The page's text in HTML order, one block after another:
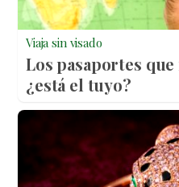
Viaja sin visado
Los pasaportes
¿está el tuyo?